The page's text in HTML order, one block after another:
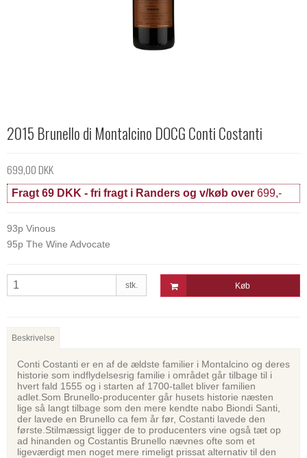
2015 Brunello di Montalcino DOCG Conti Costanti
699,00 DKK
Fragt 69 DKK - fri fragt i Randers og v/køb over 699,-
93p Vinous
95p The Wine Advocate
stk. Køb
Beskrivelse
Conti Costanti er en af de ældste familier i Montalcino og deres
historie som indflydelsesrig familie i området går tilbage til i
hvert fald 1555 og i starten af 1700-tallet bliver familien
adlet.Som Brunello-producenter går husets historie næsten
lige så langt tilbage som den mere kendte nabo Biondi Santi,
der lavede en Brunello ca fem år før, Costanti lavede den
første.Stilmæssigt ligger de to producenters vine også tæt op
ad hinanden og Costantis Brunello nævnes ofte som et
ligeværdigt men noget mere rimeligt prissat alternativ til den